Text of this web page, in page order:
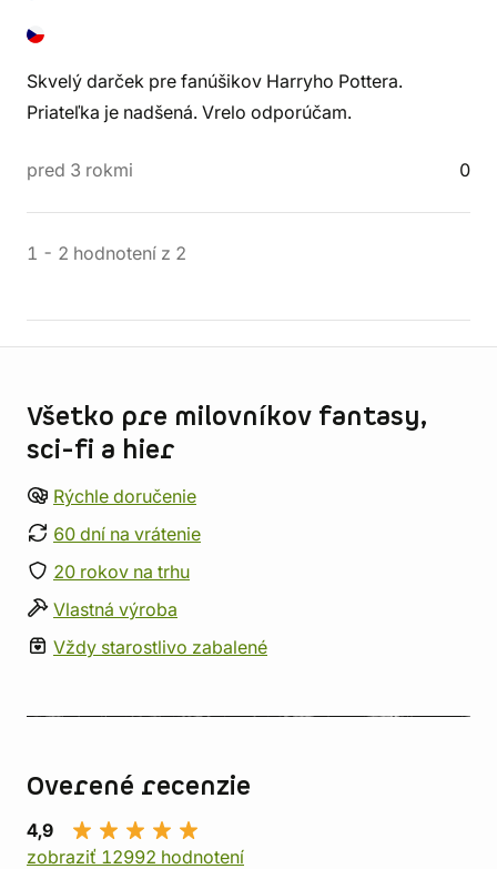
Skvelý darček pre fanúšikov Harryho Pottera.
Priateľka je nadšená. Vrelo odporúčam.
pred 3 rokmi 0
1 - 2 hodnotení z 2
Všetko pre milovníkov fantasy,
sci-fi a hier
Rýchle doručenie
60 dní na vrátenie
20 rokov na trhu
Vlastná výroba
Vždy starostlivo zabalené
Overené recenzie
4,9
zobraziť 12992 hodnotení